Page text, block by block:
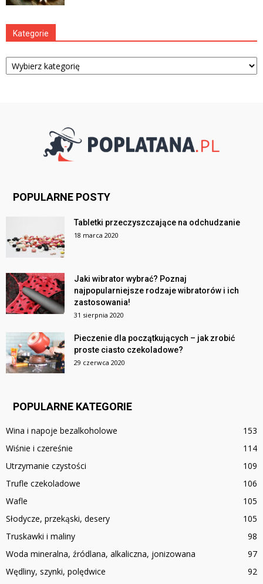
Kategorie
Kategorie
POPULARNE POSTY
Tabletki przeczyszczające na odchudzanie
18 marca 2020
Jaki wibrator wybrać? Poznaj
najpopularniejsze rodzaje wibratorów i ich
zastosowania!
31 sierpnia 2020
Pieczenie dla początkujących – jak zrobić
proste ciasto czekoladowe?
29 czerwca 2020
POPULARNE KATEGORIE
Wina i napoje bezalkoholowe
153
Wiśnie i czereśnie
114
Utrzymanie czystości
109
Trufle czekoladowe
106
Wafle
105
Słodycze, przekąski, desery
105
Truskawki i maliny
98
Woda mineralna, źródlana, alkaliczna, jonizowana
97
Wędliny, szynki, polędwice
92